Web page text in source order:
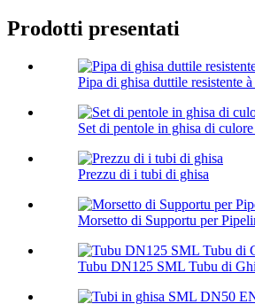
Prodotti presentati
Pipa di ghisa duttile resistente
Set di pentole in ghisa di
Prezzu di i tubi di ghisa
Morsetto di Supportu per
Tubu DN125 SML Tubu di